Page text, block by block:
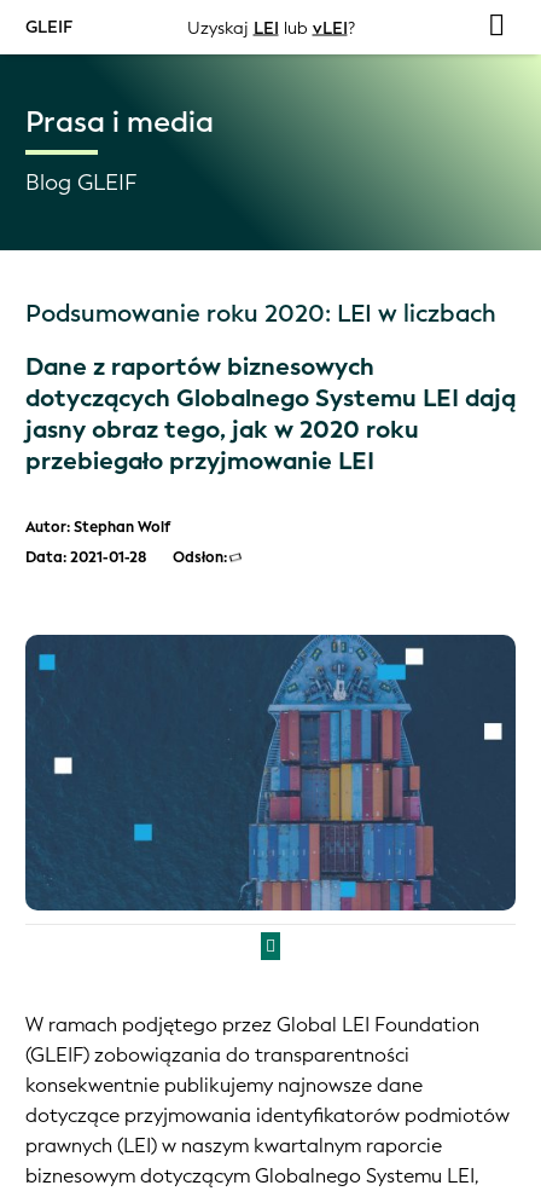
GLEIF Uzyskaj LEI lub vLEI?
Prasa i media
Blog GLEIF
Podsumowanie roku 2020: LEI w liczbach
Dane z raportów biznesowych
dotyczących Globalnego Systemu LEI dają
jasny obraz tego, jak w 2020 roku
przebiegało przyjmowanie LEI
Autor: Stephan Wolf
Data: 2021-01-28
Odsłon:
W ramach podjętego przez Global LEI Foundation
(GLEIF) zobowiązania do transparentności
konsekwentnie publikujemy najnowsze dane
dotyczące przyjmowania identyfikatorów podmiotów
prawnych (LEI) w naszym kwartalnym raporcie
biznesowym dotyczącym Globalnego Systemu LEI,